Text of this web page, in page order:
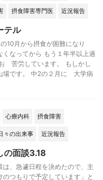
摂食障害専門医 近況報告
テル
10月から摂食が困難になり
くなってから もう１年半以上過
苦労しています。 もしかし
です。 中2の２月に 大学病
心療内科 摂食障害
々の出来事 近況報告
の面談3.18
は、急遽日程を決めたので、主
つもりで予定しています」と